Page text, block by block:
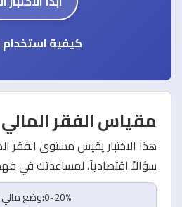
كيفية استخدام
مقياس الفقر المالي
سؤالاً اقتصادياً، لمساعدتك في
0-20%:وضع مالي ممتاز